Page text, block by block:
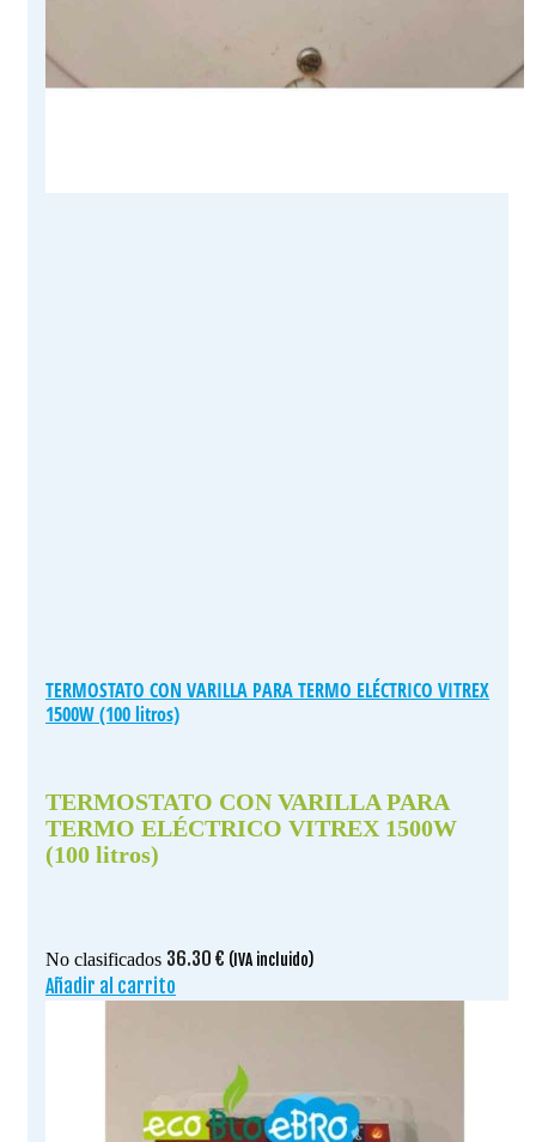
TERMOSTATO CON VARILLA PARA TERMO ELÉCTRICO VITREX
1500W (100 litros)
TERMOSTATO CON VARILLA PARA
TERMO ELÉCTRICO VITREX 1500W
(100 litros)
No clasificados 36.30 € (IVA incluido)
Añadir al carrito